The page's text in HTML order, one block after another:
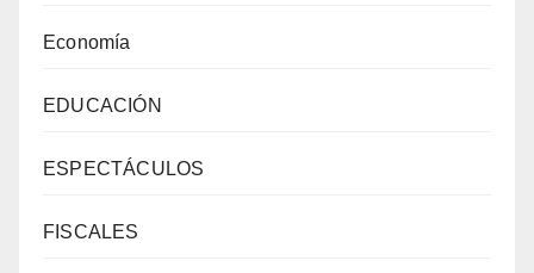
Economía
EDUCACIÓN
ESPECTÁCULOS
FISCALES